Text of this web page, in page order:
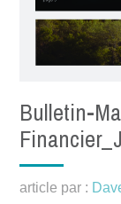
Bulletin-
article par :